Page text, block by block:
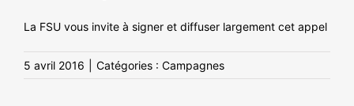
La FSU vous invite à signer et diffuser largement cet appel
5 avril 2016 Catégories : Campagnes